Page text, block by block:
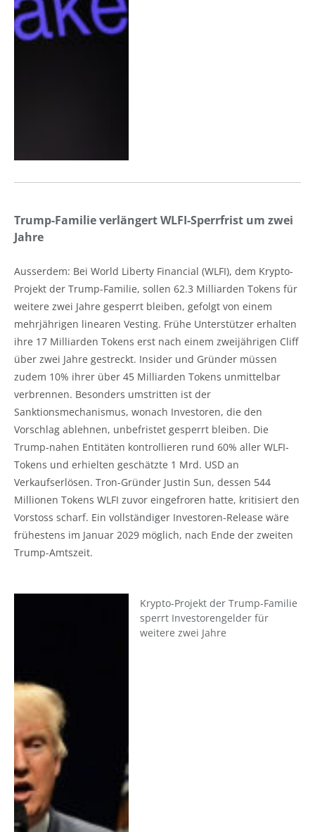
Trump-Familie verlängert WLFI-Sperrfrist um zwei
Jahre
Ausserdem: Bei World Liberty Financial (WLFI), dem Krypto-
Projekt der Trump-Familie, sollen 62.3 Milliarden Tokens für
weitere zwei Jahre gesperrt bleiben, gefolgt von einem
mehrjährigen linearen Vesting. Frühe Unterstützer erhalten
ihre 17 Milliarden Tokens erst nach einem zweijährigen Cliff
über zwei Jahre gestreckt. Insider und Gründer müssen
zudem 10% ihrer über 45 Milliarden Tokens unmittelbar
verbrennen. Besonders umstritten ist der
Sanktionsmechanismus, wonach Investoren, die den
Vorschlag ablehnen, unbefristet gesperrt bleiben. Die
Trump-nahen Entitäten kontrollieren rund 60% aller WLFI-
Tokens und erhielten geschätzte 1 Mrd. USD an
Verkaufserlösen. Tron-Gründer Justin Sun, dessen 544
Millionen Tokens WLFI zuvor eingefroren hatte, kritisiert den
Vorstoss scharf. Ein vollständiger Investoren-Release wäre
frühestens im Januar 2029 möglich, nach Ende der zweiten
Trump-Amtszeit.
Krypto-Projekt der Trump-Familie
sperrt Investorengelder für
weitere zwei Jahre